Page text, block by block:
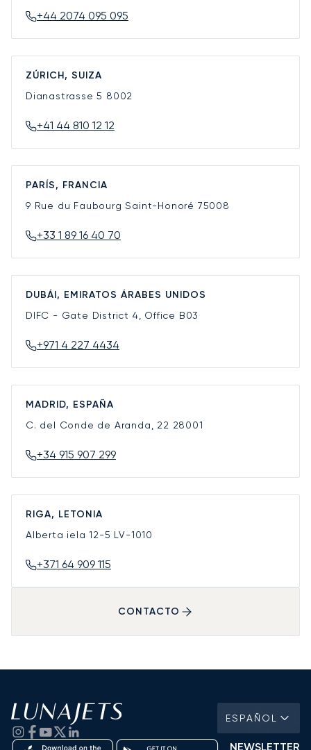
+44 2074 095 095
ZÚRICH, SUIZA
Dianastrasse 5 8002
+41 44 810 12 12
PARÍS, FRANCIA
9 Rue du Faubourg Saint-Honoré 75008
+33 1 89 16 40 70
DUBÁI, EMIRATOS ÁRABES UNIDOS
DIFC - Gate District 4, Office B03
+971 4 227 4434
MADRID, ESPAÑA
C. del Conde de Aranda, 22 28001
+34 915 907 299
RIGA, LETONIA
Alberta iela 12-5 LV-1010
+371 64 909 115
CONTACTO
ESPAÑOL
NEWSLETTER